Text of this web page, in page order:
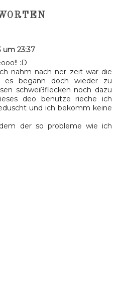
um 23:37
:D
nahm nach ner zeit war die
es begann doch wieder zu
schweißflecken noch dazu
deo benutze rieche ich
und ich bekomm keine
der so probleme wie ich